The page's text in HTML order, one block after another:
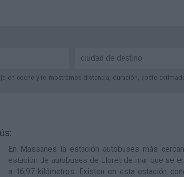
en coche y te mostramos distancia, duración, coste
En Massanes la estación autobuses más
estación de autobuses de Lloret de marque se
a 16,97 kilómetros. Existen en esta estación